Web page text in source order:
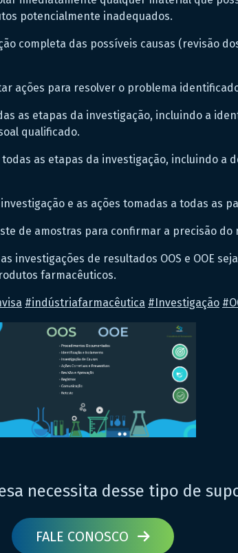
potencialmente inadequados.
completa das possíveis causas (revisão
ações para resolver o problema
as etapas da investigação, incluindo a
qualificado.
as etapas da investigação, incluindo a
e as ações tomadas a todas as
de amostras para confirmar a precisão do
investigações de resultados OOS e OOE
farmacêuticos.
#indústriafarmacêutica #Investigação #
necessita desse tipo de
FALE CONOSCO